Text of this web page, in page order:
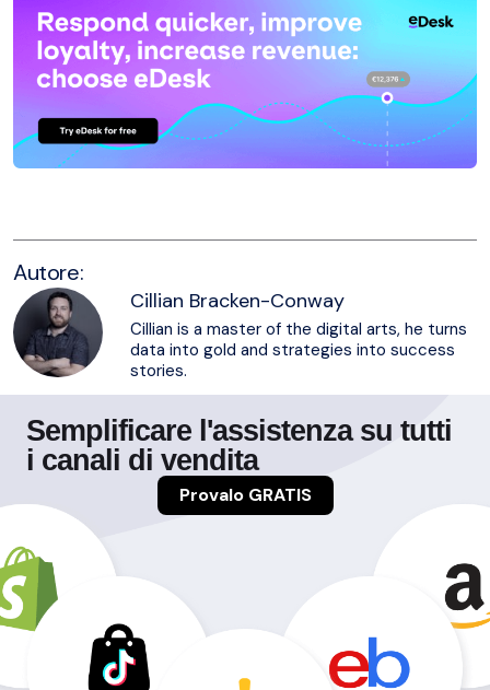
Autore:
Cillian Bracken-Conway
Cillian is a master of the digital arts, he turns
data into gold and strategies into success
stories.
Semplificare l'assistenza su tutti
i canali di vendita
Provalo GRATIS